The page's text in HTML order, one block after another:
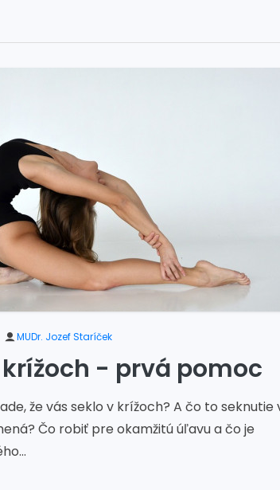
MUDr. Jozef Staríček
- prvá pomoc
že vás seklo v krížoch? A čo to seknutie
Čo robiť pre okamžitú úľavu a čo je